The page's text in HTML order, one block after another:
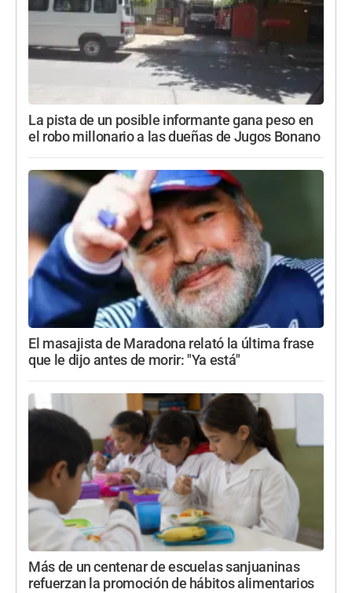
La pista de un posible informante gana peso en
el robo millonario a las dueñas de Jugos Bonano
El masajista de Maradona relató la última frase
que le dijo antes de morir: "Ya está"
Más de un centenar de escuelas sanjuaninas
refuerzan la promoción de hábitos alimentarios